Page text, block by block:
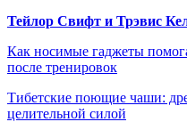
Тейлор Свифт и Трэвис
Как носимые гаджеты
после тренировок
Тибетские поющие чаши:
целительной силой